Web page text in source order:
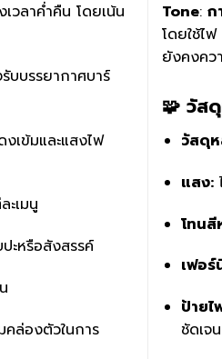
วลาค่ำคืน โดยเน้น
บบรรยากาศบาร์
เข้มและแสงไฟ
เมนู
ะหรือสังสรรค์
คล่องตัวในการ
Tone: ก
โดยใช้ไ
ยังคงคว
🧩 วัส
วัสดุ
แสง:
โทน
เฟอร์
ป้ายไ
ชัดเจน